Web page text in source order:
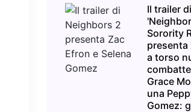
Il trailer di
Sorority
presenta
a torso
Grace
una
Gomez: